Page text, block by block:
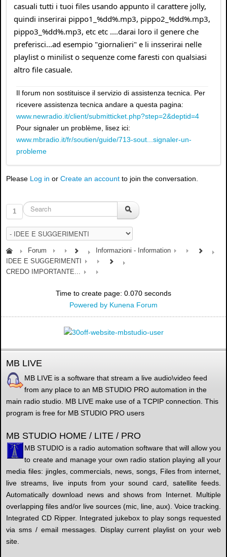
casuali tutti i tuoi files usando appunto il carattere jolly,
quindi inserirai pippo1_%dd%.mp3, pippo2_%dd%.mp3,
pippo3_%dd%.mp3, etc etc ....darai loro il genere che
preferisci...ad esempio "giornalieri" e li insserirai nelle
playlist o minilist o sequenze come faresti con qualsiasi
altro file casuale.
Il forum non sostituisce il servizio di assistenza tecnica. Per
ricevere assistenza tecnica andare a questa pagina:
www.newradio.it/client/submitticket.php?step=2&deptid=4
Pour signaler un problème, lisez ici:
www.mbradio.it/fr/soutien/guide/713-sout...signaler-un-
probleme
Please Log in or Create an account to join the conversation.
1
Forum
Informazioni - Information
IDEE E SUGGERIMENTI
CREDO IMPORTANTE...
Time to create page: 0.070 seconds
Powered by Kunena Forum
MB LIVE
MB LIVE is a software that stream a live audio\video feed
from any place to an MB STUDIO PRO automation in the
main radio studio. MB LIVE make use of a TCPIP connection. This
program is free for MB STUDIO PRO users
MB STUDIO HOME / LITE / PRO
MB STUDIO is a radio automation software that will allow you
to create and manage your own radio station playing all your
media files: jingles, commercials, news, songs, Files from internet,
live streams, live inputs from your sound card, satellite feeds.
Automatically download news and shows from Internet. Multiple
overlapping files and/or live sources (mic, line, aux). Voice tracking.
Integrated CD Ripper. Integrated jukebox to play songs requested
via sms / email messages. Display current playlist on your web
site.